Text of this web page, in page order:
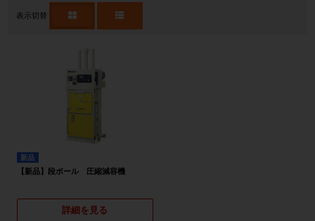
表示切替
新品
【新品】段ボール 圧縮減容機
詳細を見る